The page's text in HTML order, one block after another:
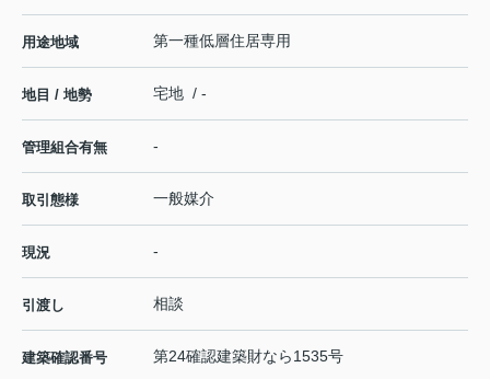
用途地域 第一種低層住居専用
地目 / 地勢 宅地 / -
管理組合有無 -
取引態様 一般媒介
現況 -
引渡し 相談
建築確認番号 第24確認建築財なら1535号